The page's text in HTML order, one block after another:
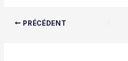
PRÉCÉDENT